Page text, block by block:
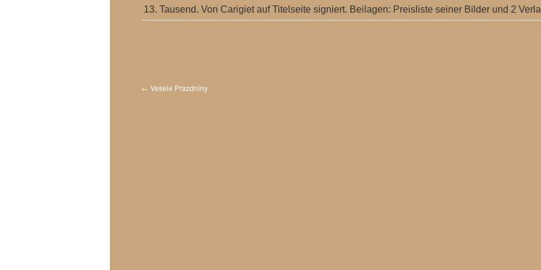
13. Tausend. Von Carigiet auf Titelseite signiert. Beilagen: Preisliste seiner Bilder und 2
← Vesele Prazdniny